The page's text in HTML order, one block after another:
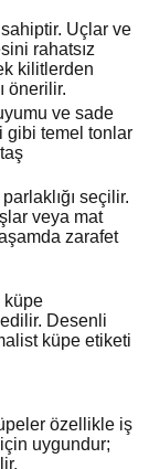
Uçlar ve
rahatsız
kilitlerden
önerilir.
ve sade
gibi temel tonlar
seçilir.
veya mat
zarafet
küpe
Desenli
küpe etiketi
özellikle iş
uygundur;